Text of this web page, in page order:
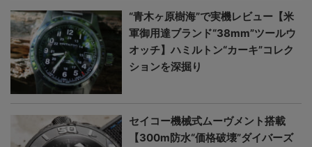
“青木ヶ原樹海”で実機レビュー【米
軍御用達ブランド“38mm”ツールウ
オッチ】ハミルトン“カーキ”コレク
ションを深掘り
セイコー機械式ムーヴメント搭載
【300m防水“価格破壊”ダイバーズ